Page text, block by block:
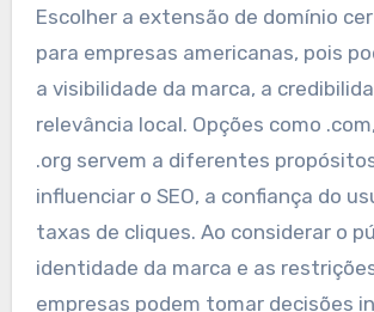
Escolher a extensão de domínio certa é crucial
para empresas americanas, pois
a visibilidade da marca, a
relevância local. Opções como
.org servem a diferentes
influenciar o SEO, a confiança do
taxas de cliques. Ao considerar o
identidade da marca e as
empresas podem tomar decisões